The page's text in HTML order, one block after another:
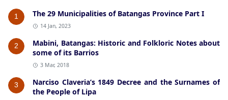
1 The 29 Municipalities of Batangas Province Part I
14 Jan, 2023
2
Mabini, Batangas: Historic and Folkloric Notes about
some of its Barrios
3 Mar, 2018
3
Narciso Claveria’s 1849 Decree and the Surnames of
the People of Lipa